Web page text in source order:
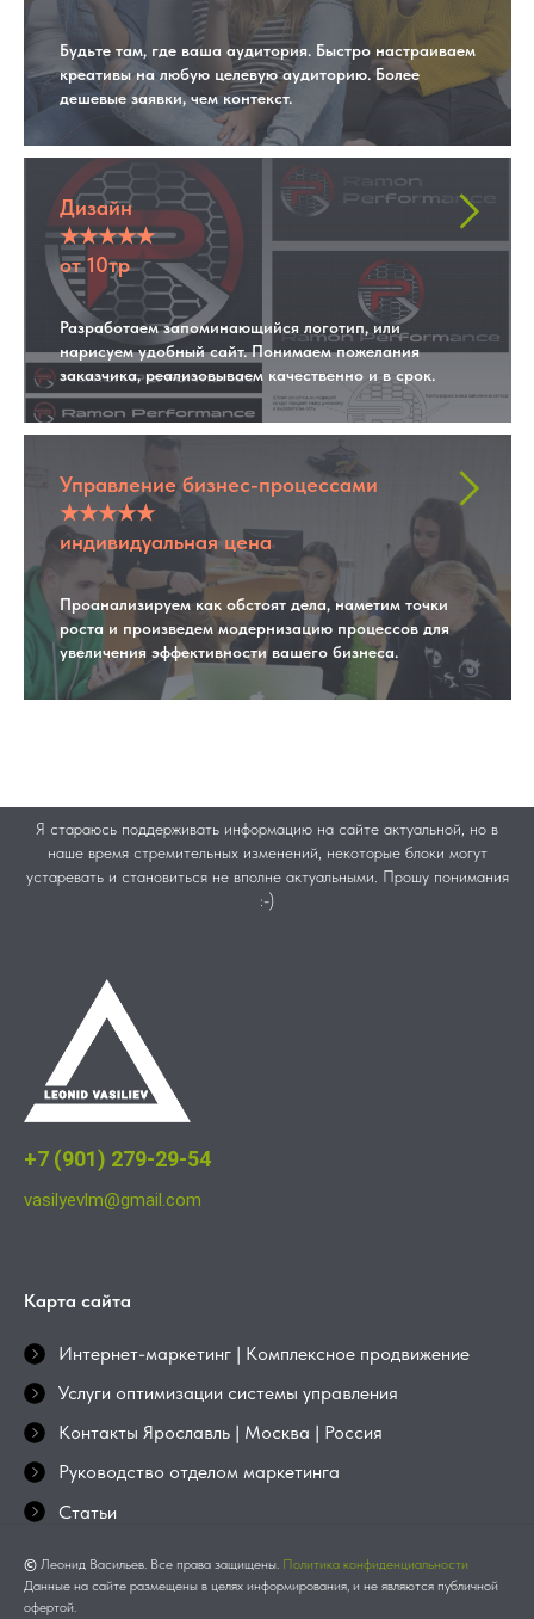
Будьте там, где ваша аудитория. Быстро настраиваем
креативы на любую целевую аудиторию. Более
дешевые заявки, чем контекст.
Дизайн
★★★★★
от 10тр
Разработаем запоминающийся логотип, или
нарисуем удобный сайт. Понимаем пожелания
заказчика, реализовываем качественно и в срок.
Управление бизнес-процессами
★★★★★
индивидуальная цена
Проанализируем как обстоят дела, наметим точки
роста и произведем модернизацию процессов для
увеличения эффективности вашего бизнеса.
Я стараюсь поддерживать информацию на сайте актуальной, но в
наше время стремительных изменений, некоторые блоки могут
устаревать и становиться не вполне актуальными. Прошу понимания
:-)
+7 (901) 279-29-54
vasilyevlm@gmail.com
Карта сайта
Интернет-маркетинг | Комплексное продвижение
Услуги оптимизации системы управления
Контакты Ярославль | Москва | Россия
Руководство отделом маркетинга
Статьи
© Леонид Васильев. Все права защищены. Политика конфиденциальности
Данные на сайте размещены в целях информирования, и не являются публичной
офертой.